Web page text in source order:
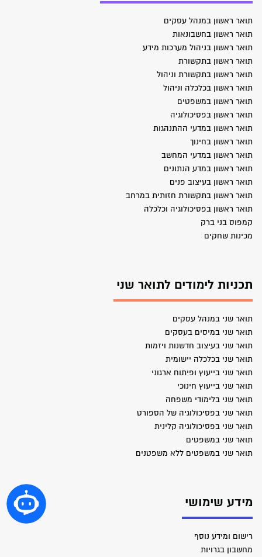
תואר ראשון במנהל עסקים
תואר ראשון בחשבונאות
תואר ראשון בניהול מערכות מידע
תואר ראשון בתקשורת
תואר ראשון בתקשורת וניהול
תואר ראשון בכלכלה וניהול
תואר ראשון במשפטים
תואר ראשון בפסיכולוגיה
תואר ראשון במדעי ההתנהגות
תואר ראשון בחינוך
תואר ראשון במדעי המחשב
תואר ראשון במדע הנתונים
תואר ראשון בעיצוב פנים
תואר ראשון בתקשורת חזותית במרחב
תואר ראשון בפסיכולוגיה וכלכלה
קמפוס בני ברק
מכינות שחקים
תכניות לימודים לתואר שני
תואר שני במנהל עסקים
תואר שני במיסים בעסקים
תואר שני בעיצוב חדשנות ויזמות
תואר שני בכלכלה יישומית
תואר שני בייעוץ ופיתוח ארגוני
תואר שני בייעוץ חינוכי
תואר שני בלימודי משפחה
תואר שני בפסיכולוגיה של הספורט
תואר שני בפסיכולוגיה קלינית
תואר שני במשפטים
תואר שני במשפטים ללא משפטנים
מידע שימושי
רישום ומידע נוסף
מחשבון בגרויות